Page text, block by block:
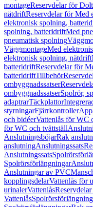
montageReservdelar för
nätdriftReservdelar för Med
elektronisk spolning,
spolning, batteridriftMed
pneumatisk spolning
VäggmontageMed
elektronisk spolning, nätdrift
batteridriftReservdelar för
batteridriftTillbehör
ombyggnadssatser
ombyggnadssatserSpolrör,
adaptrarTäckplattor
styrningarFjärrkontroller
och bidéerVattenlås för WC
för WC och tvättställ
AnslutningsböjarRak
anslutningAnslutningssats
Anslutningssats
Spolrörsförlängningar
Anslutningar av PVC
kopplingsdelarVattenlås för
urinalerVattenlås
Vattenlås